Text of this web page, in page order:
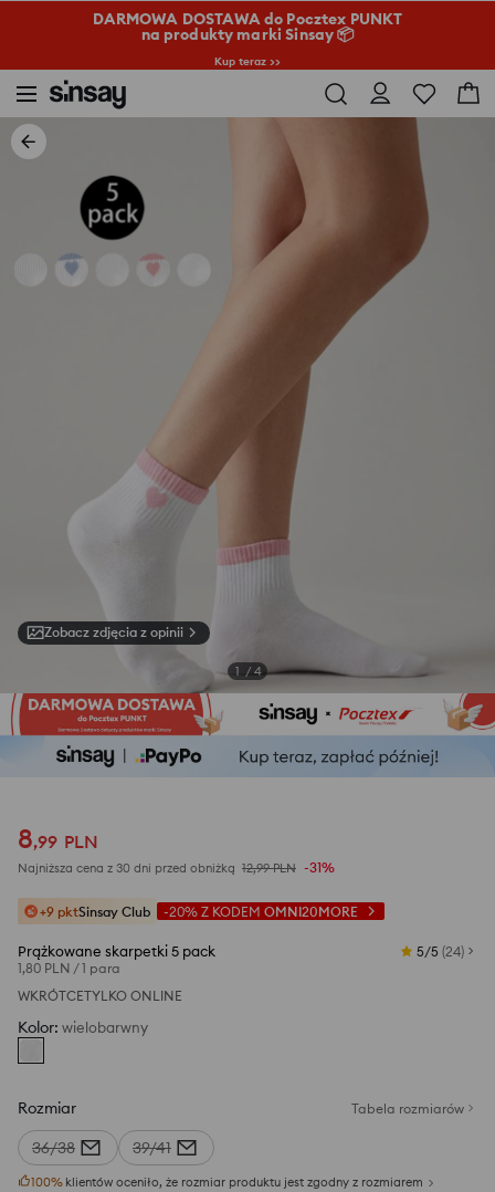
DARMOWA DOSTAWA do Pocztex PUNKT
na produkty marki Sinsay 📦
Kup teraz >>
Zobacz zdjęcia z opinii
1 /4
8,99 PLN
Najniższa cena z 30 dni przed obniżką 12,99 PLN -31%
+9 pktSinsay Club -20% Z KODEM OMNI20MORE
Prążkowane skarpetki 5 pack
1,80 PLN /1 para
5/5 (24)
WKRÓTCETYLKO ONLINE
Kolor: wielobarwny
Rozmiar Tabela rozmiarów
36/38 39/41
100% klientów oceniło, że rozmiar produktu jest zgodny z rozmiarem